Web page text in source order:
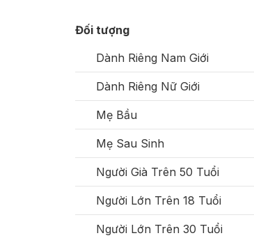
Đối tượng
Dành Riêng Nam Giới
Dành Riêng Nữ Giới
Mẹ Bầu
Mẹ Sau Sinh
Người Già Trên 50 Tuổi
Người Lớn Trên 18 Tuổi
Người Lớn Trên 30 Tuổi